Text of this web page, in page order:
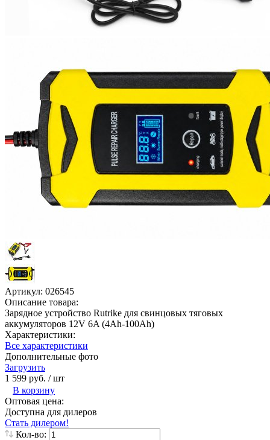
Артикул: 026545
Описание товара:
Зарядное устройство Rutrike для свинцовых тяговых
аккумуляторов 12V 6A (4Ah-100Ah)
Характеристики:
Все характеристики
Дополнительные фото
Загрузить
1 599 руб. / шт
В корзину
Оптовая цена:
Доступна для дилеров
Стать дилером!
Кол-во: